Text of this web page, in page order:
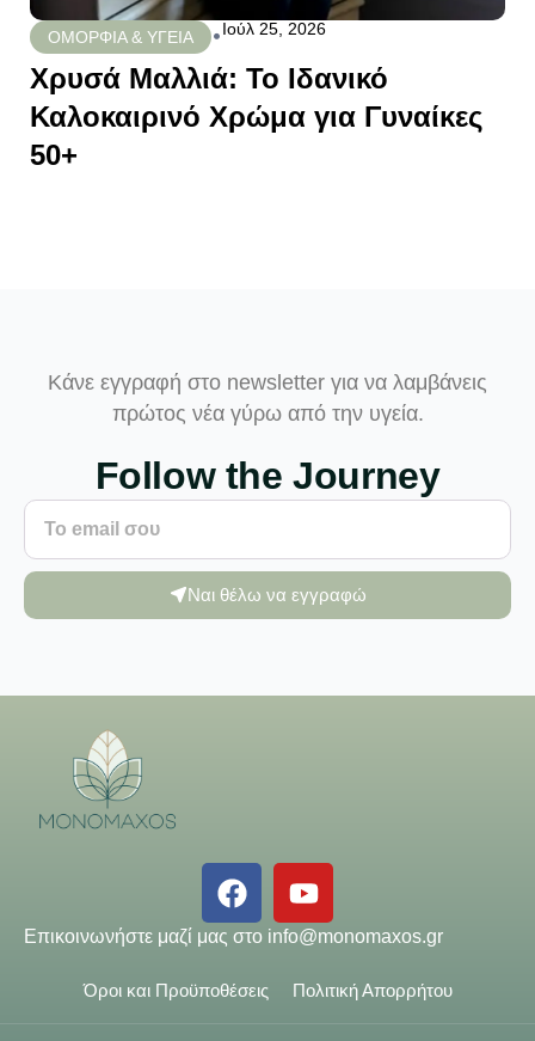
ΟΜΟΡΦΙΑ & ΥΓΕΙΑ •Ιούλ 25, 2026
Χρυσά Μαλλιά: Το Ιδανικό
Καλοκαιρινό Χρώμα για Γυναίκες
50+
Κάνε εγγραφή στο newsletter για να λαμβάνεις
πρώτος νέα γύρω από την υγεία.
Follow the Journey
Ναι θέλω να εγγραφώ
Επικοινωνήστε μαζί μας στο info@monomaxos.gr
Όροι και Προϋποθέσεις Πολιτική Απορρήτου